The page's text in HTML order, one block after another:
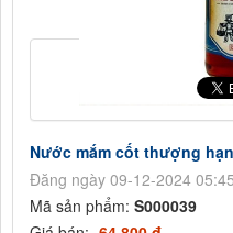
Nước mắm cốt thượng
Đăng ngày 09-12-2024
Mã sản phẩm: S000039